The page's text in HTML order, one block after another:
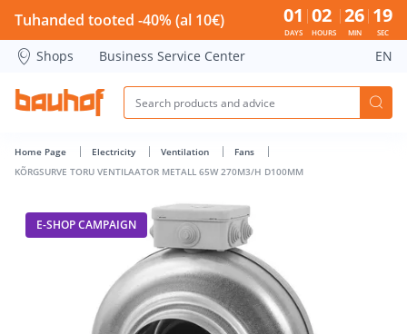
KÕRGSURVE TORU VENTILAATOR METALL 65W 270M3/H
Tuhanded tooted -40% (al 10€) 01
DAYS
02
HOURS
26
MIN
19
SEC
Shops Business Service Center EN
Home Page Electricity Ventilation
Fans
KÕRGSURVE TORU VENTILAATOR METALL 65W 270M3/H D100MM
E-SHOP CAMPAIGN